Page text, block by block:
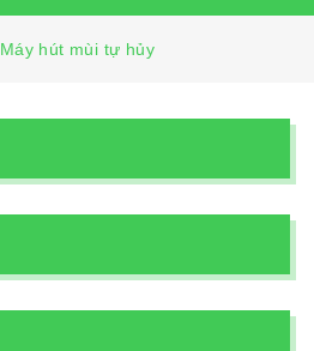
Máy hút mùi tự hủy